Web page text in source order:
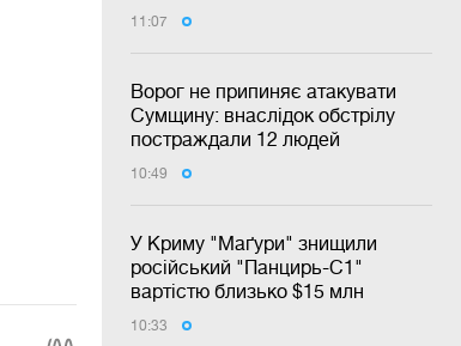
11:07
Ворог не припиняє атакувати
Сумщину: внаслідок обстрілу
постраждали 12 людей
10:49
У Криму "Маґури" знищили
російський "Панцирь-С1"
вартістю близько $15 млн
10:33